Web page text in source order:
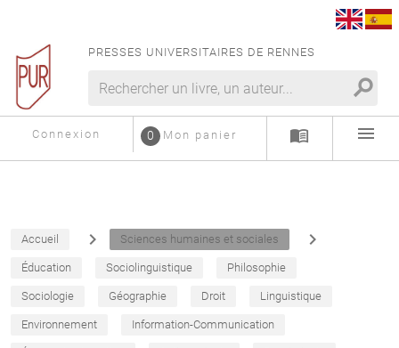
PRESSES UNIVERSITAIRES DE RENNES
search
Connexion Mon panier
0 menu_book menu
Accueil navigate_next Sciences humaines et sociales navigate_next
Éducation Sociolinguistique Philosophie
Sociologie Géographie Droit Linguistique
Environnement Information-Communication